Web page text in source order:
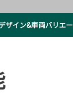
ザイン&車両バリエ